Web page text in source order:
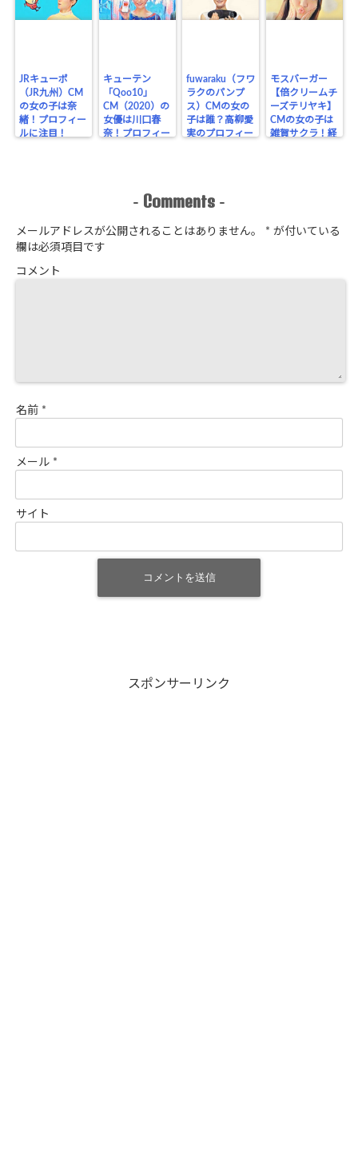
JRキューポ
（JR九州）CM
の女の子は奈
緒！プロフィー
ルに注目！
キューテン
「Qoo10」
CM（2020）の
女優は川口春
奈！プロフィー
fuwaraku（フワ
ラクのパンプ
ス）CMの女の
子は誰？高柳愛
実のプロフィー
モスバーガー
【倍クリームチ
ーズテリヤキ】
CMの女の子は
雑賀サクラ！経
- Comments -
メールアドレスが公開されることはありません。 * が付いている
欄は必須項目です
コメント
名前 *
メール *
サイト
スポンサーリンク